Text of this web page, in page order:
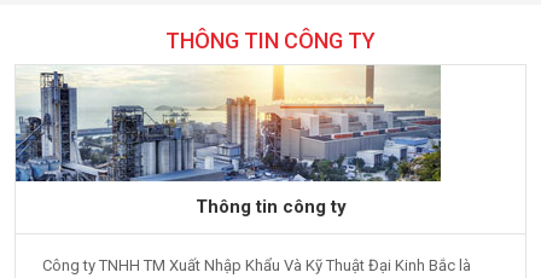
THÔNG TIN CÔNG TY
Thông tin công ty
Công ty TNHH TM Xuất Nhập Khẩu Và Kỹ Thuật Đại Kinh Bắc là